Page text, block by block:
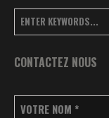
CONTACTEZ NOUS
VOTRE NOM *